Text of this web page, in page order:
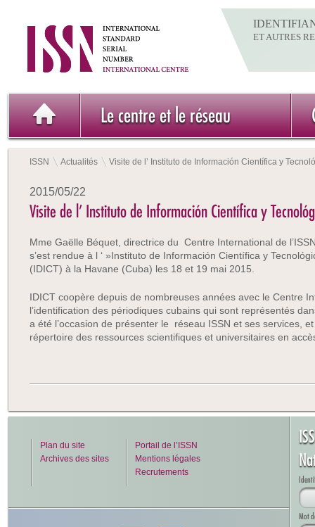
ET AUTRES
Le centre et le réseau
ISSN Actualités Visite de l’ Instituto de Información Científica y
2015/05/22
Visite de l’ Instituto de Información Científica y
Mme Gaëlle Béquet, directrice du Centre International de
s’est rendue à l ‘ »Instituto de Información Científica y
(IDICT) à la Havane (Cuba) les 18 et 19 mai 2015.
IDICT coopère depuis de nombreuses années avec le Centre
l’identification des périodiques cubains qui sont représentés
a été l’occasion de présenter le réseau ISSN et ses services,
répertoire des ressources scientifiques et universitaires en
Plan du site
Archives des sites
Portail de l’ISSN
Mentions légales
Recrutements
Mot